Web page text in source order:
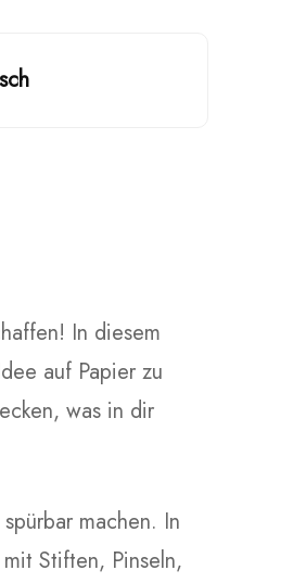
In diesem
auf Papier zu
was in dir
machen. In
Stiften, Pinseln,